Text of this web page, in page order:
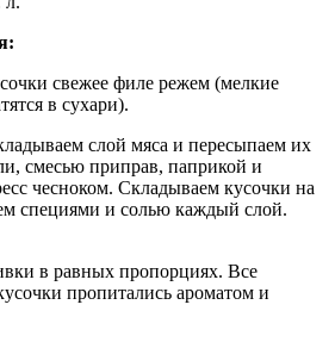
свежее филе режем (мелкие
в сухари).
слой мяса и пересыпаем их
смесью приправ, паприкой и
чесноком. Складываем кусочки на
специями и солью каждый слой.
в равных пропорциях. Все
пропитались ароматом и